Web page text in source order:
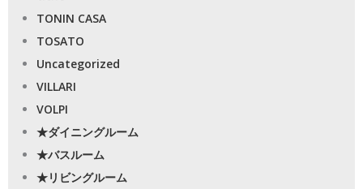
TONIN CASA
TOSATO
Uncategorized
VILLARI
VOLPI
★ダイニングルーム
★バスルーム
★リビングルーム